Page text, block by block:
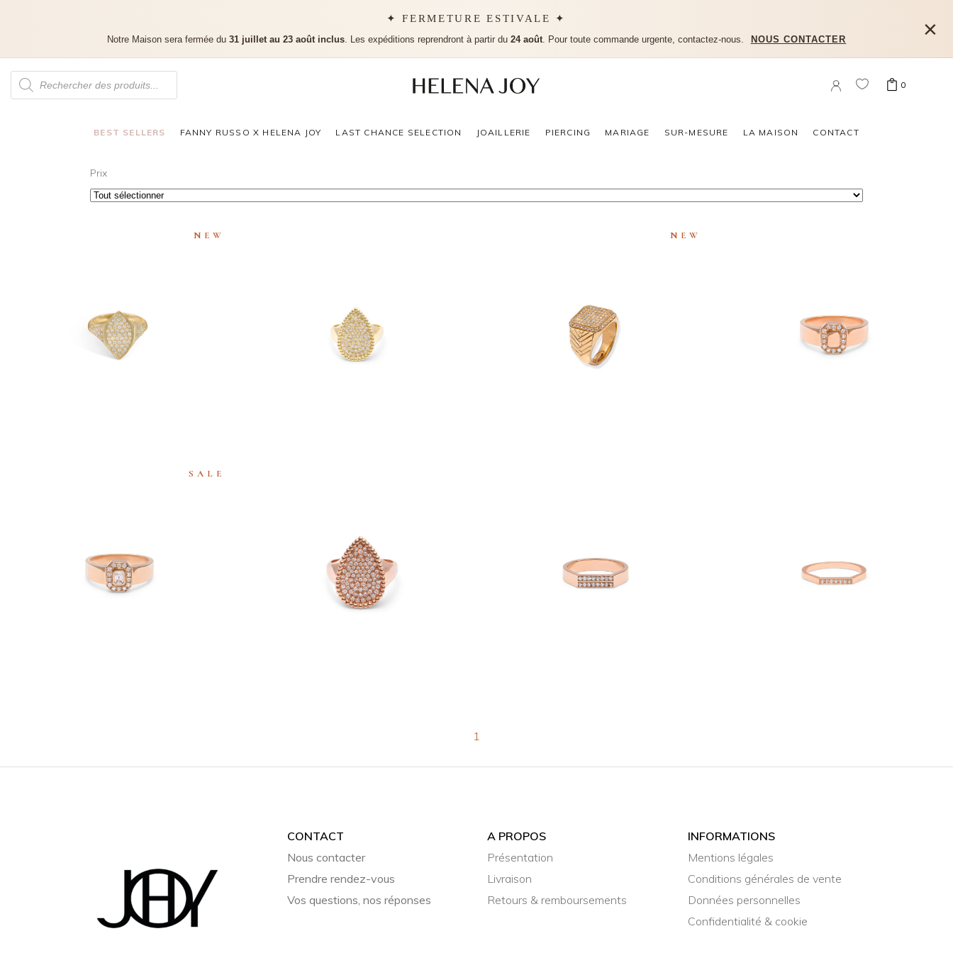
✦ FERMETURE ESTIVALE ✦
Notre Maison sera fermée du 31 juillet au 23 août inclus. Les expéditions reprendront à partir du 24 août. Pour toute commande urgente, contactez-nous. NOUS CONTACTER ×
0
BEST SELLERS FANNY RUSSO X HELENA JOY LAST CHANCE SELECTION JOAILLERIE PIERCING MARIAGE SUR-MESURE LA MAISON CONTACT
Prix
NEW
€3,890
CHEVALIÈRE PEAR PAVAGE PM
€3,520
NEW
CHEVALIÈRE SHIRA
3,540–€4,400 €2,250
SALE
2,800 €1,990
CHEVALIÈRE PEAR PAVAGE GM
€4,180 €1,230 €740
1
CONTACT
Nous contacter
Prendre rendez-vous
Vos questions, nos réponses
A PROPOS
Présentation
Livraison
Retours & remboursements
INFORMATIONS
Mentions légales
Conditions générales de vente
Données personnelles
Confidentialité & cookie